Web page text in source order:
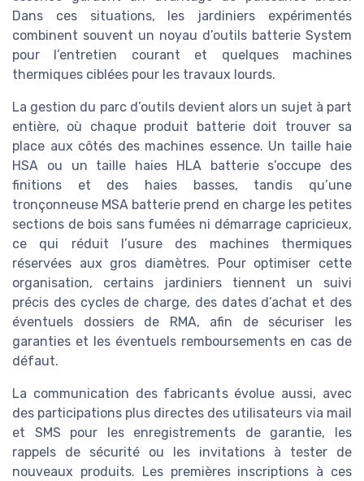
Dans ces situations, les jardiniers expérimentés
combinent souvent un noyau d’outils batterie System
pour l’entretien courant et quelques machines
thermiques ciblées pour les travaux lourds.
La gestion du parc d’outils devient alors un sujet à part
entière, où chaque produit batterie doit trouver sa
place aux côtés des machines essence. Un taille haie
HSA ou un taille haies HLA batterie s’occupe des
finitions et des haies basses, tandis qu’une
tronçonneuse MSA batterie prend en charge les petites
sections de bois sans fumées ni démarrage capricieux,
ce qui réduit l’usure des machines thermiques
réservées aux gros diamètres. Pour optimiser cette
organisation, certains jardiniers tiennent un suivi
précis des cycles de charge, des dates d’achat et des
éventuels dossiers de RMA, afin de sécuriser les
garanties et les éventuels remboursements en cas de
défaut.
La communication des fabricants évolue aussi, avec
des participations plus directes des utilisateurs via mail
et SMS pour les enregistrements de garantie, les
rappels de sécurité ou les invitations à tester de
nouveaux produits. Les premières inscriptions à ces